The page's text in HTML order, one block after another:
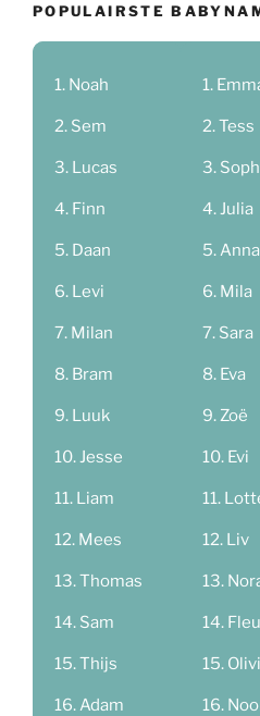
POPULAIRSTE
Noah
Sem
Lucas
Finn
Daan
Levi
Milan
Bram
Luuk
Jesse
Liam
Mees
Thomas
Sam
Thijs
Adam
Tess
Julia
Anna
Mila
Sara
Eva
Zoë
Evi
Liv